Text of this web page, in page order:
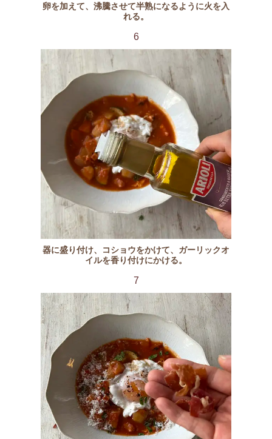
卵を加えて、沸騰させて半熟になるように火を入
れる。
6
器に盛り付け、コショウをかけて、ガーリックオ
イルを香り付けにかける。
7